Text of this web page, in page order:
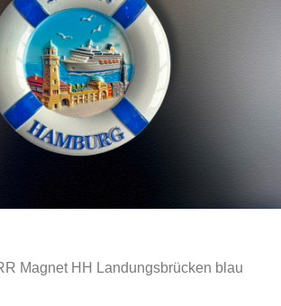
Magnet HH Landungsbrücken blau